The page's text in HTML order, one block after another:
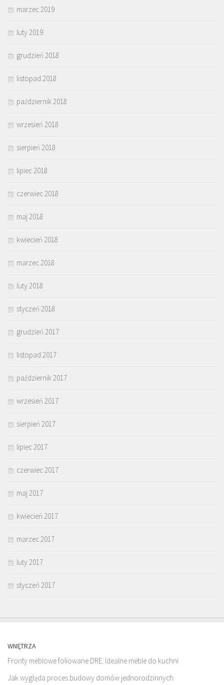
marzec 2019
luty 2019
grudzień 2018
listopad 2018
październik 2018
wrzesień 2018
sierpień 2018
lipiec 2018
czerwiec 2018
maj 2018
kwiecień 2018
marzec 2018
luty 2018
styczeń 2018
grudzień 2017
listopad 2017
październik 2017
wrzesień 2017
sierpień 2017
lipiec 2017
czerwiec 2017
maj 2017
kwiecień 2017
marzec 2017
luty 2017
styczeń 2017
WNĘTRZA
Fronty meblowe foliowane DRE. Idealne meble do kuchni
Jak wygląda proces budowy domów jednorodzinnych